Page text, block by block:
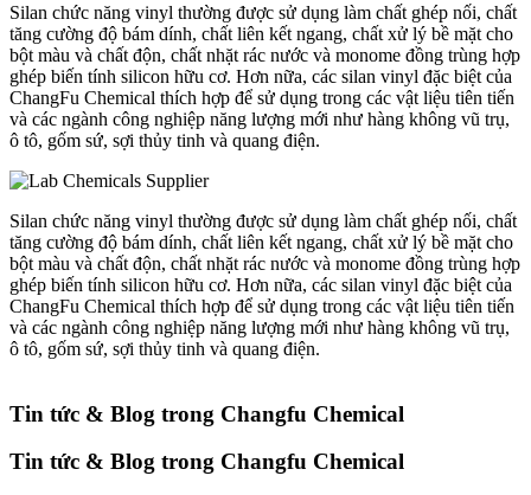
Silan chức năng vinyl thường được sử dụng làm chất ghép nối, chất
tăng cường độ bám dính, chất liên kết ngang, chất xử lý bề mặt cho
bột màu và chất độn, chất nhặt rác nước và monome đồng trùng hợp
ghép biến tính silicon hữu cơ. Hơn nữa, các silan vinyl đặc biệt của
ChangFu Chemical thích hợp để sử dụng trong các vật liệu tiên tiến
và các ngành công nghiệp năng lượng mới như hàng không vũ trụ,
ô tô, gốm sứ, sợi thủy tinh và quang điện.
Silan chức năng vinyl thường được sử dụng làm chất ghép nối, chất
tăng cường độ bám dính, chất liên kết ngang, chất xử lý bề mặt cho
bột màu và chất độn, chất nhặt rác nước và monome đồng trùng hợp
ghép biến tính silicon hữu cơ. Hơn nữa, các silan vinyl đặc biệt của
ChangFu Chemical thích hợp để sử dụng trong các vật liệu tiên tiến
và các ngành công nghiệp năng lượng mới như hàng không vũ trụ,
ô tô, gốm sứ, sợi thủy tinh và quang điện.
Tin tức & Blog trong Changfu Chemical
Tin tức & Blog trong Changfu Chemical